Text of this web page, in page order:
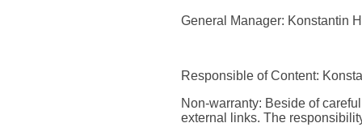
General Manager: Konstantin
Responsible of Content:
Non-warranty: Beside of
external links. The